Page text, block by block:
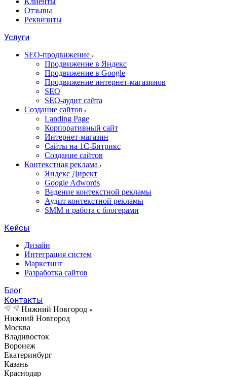
Отзывы
Реквизиты
Услуги
SEO-продвижение
Продвижение в Яндекс
Продвижение в Google
Продвижение интернет-магазинов
SEO
SEO-аудит сайта
Создание сайтов
Landing Page
Корпоративный сайт
Интернет-магазин
Сайты на 1С-Битрикс
Создание сайтов
Контекстная реклама
Яндекс Директ
Google Adwords
Ведение контекстной рекламы
Аудит контекстной рекламы
SMM и работа с блогерами
Кейсы
Дизайн
Интеграция систем
Маркетинг
Разработка сайтов
Блог
Контакты
Нижний Новгород
Нижний Новгород
Москва
Владивосток
Воронеж
Екатеринбург
Казань
Краснодар